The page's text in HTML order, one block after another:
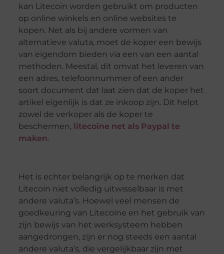
kan Litecoin worden gebruikt om producten
op online winkels en online websites te
kopen. Net als bij andere vormen van
alternatieve valuta, moet de koper een bewijs
van eigendom bieden via een van een aantal
methoden. Meestal, dit omvat het leveren van
een adres, telefoonnummer of een ander
soort document dat laat zien dat de koper het
artikel eigenlijk is dat ze inkoop zijn. Dit helpt
zowel de verkoper als de koper te
beschermen, litecoïne net als Paypal te
maken.
Het is echter belangrijk op te merken dat
Litecoin niet volledig uitwisselbaar is met
andere valuta’s. Hoewel veel mensen de
goedkeuring van Litecoïne en het gebruik van
zijn bewijs van het werksysteem hebben
aangedrongen, zijn er nog steeds een aantal
andere valuta’s, die vergelijkbaar zijn met